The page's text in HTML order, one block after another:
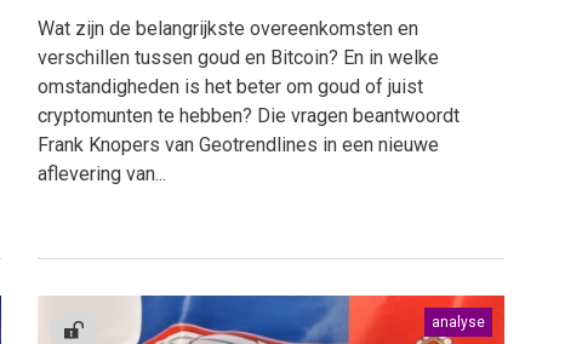
Wat zijn de belangrijkste overeenkomsten en
verschillen tussen goud en Bitcoin? En in welke
omstandigheden is het beter om goud of juist
cryptomunten te hebben? Die vragen beantwoordt
Frank Knopers van Geotrendlines in een nieuwe
aflevering van...
analyse